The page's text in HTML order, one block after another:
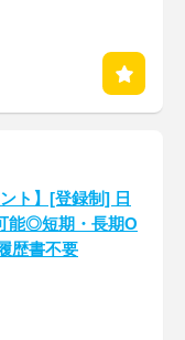
ト】[登録制] 日
能◎短期・長期O
歴書不要